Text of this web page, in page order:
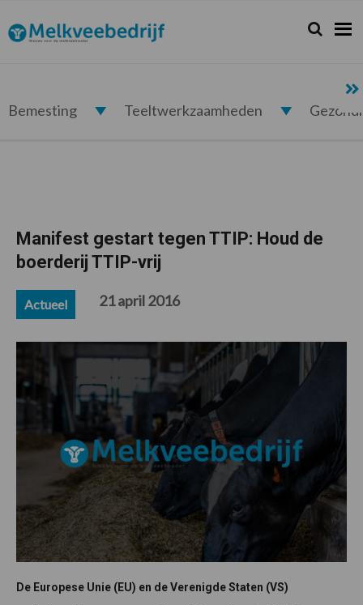
de
hoofdnavigatie
de
hoofd
de
eerste
de
voettekst
Melkveebedrijf.nl Zoeken...
Zoek
Bemesting Teeltwerkzaamheden
Manifest gestart tegen TTIP: Houd de
boerderij TTIP-vrij
Actueel 21 april 2016
De Europese Unie (EU) en de Verenigde Staten (VS)